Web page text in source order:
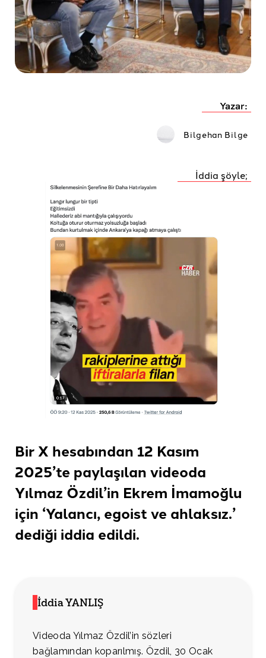
Yazar:
Bilgehan Bilge
İddia şöyle;
Bir X hesabından 12 Kasım
2025’te paylaşılan videoda
Yılmaz Özdil’in Ekrem İmamoğlu
için ‘Yalancı, egoist ve ahlaksız.’
dediği iddia edildi.
İddia YANLIŞ
Videoda Yılmaz Özdil’in sözleri
bağlamından koparılmış. Özdil, 30 Ocak